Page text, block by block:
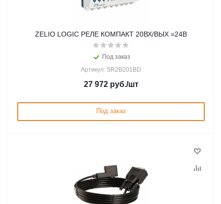
ZELIO LOGIC РЕЛЕ КОМПАКТ 20ВХ/ВЫХ =24В
Под заказ
Артикул: SR2B201BD
27 972руб./шт
Под заказ